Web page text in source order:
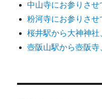
中山寺にお参りさせ
粉河寺にお参りさせ
桜井駅から大神神社
壺阪山駅から壺阪寺